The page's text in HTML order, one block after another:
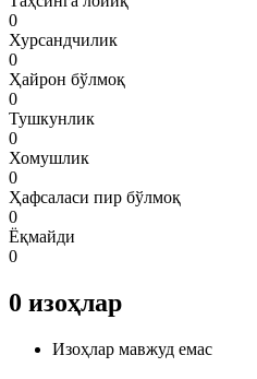
0
Хурсандчилик
0
Ҳайрон бўлмоқ
0
Тушкунлик
0
Хомушлик
0
Ҳафсаласи пир бўлмоқ
0
Ёқмайди
0
0 изоҳлар
Изоҳлар мавжуд емас